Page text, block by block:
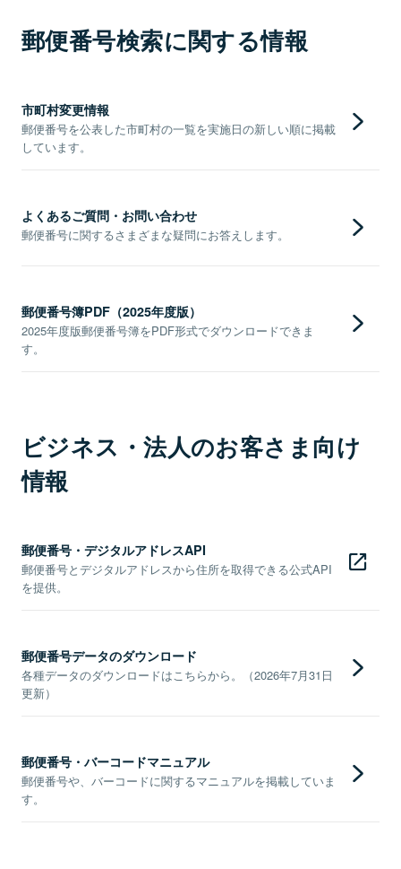
郵便番号検索に関する情報
市町村変更情報
郵便番号を公表した市町村の一覧を実施日の新しい順に掲載
しています。
よくあるご質問・お問い合わせ
郵便番号に関するさまざまな疑問にお答えします。
郵便番号簿PDF（2025年度版）
2025年度版郵便番号簿をPDF形式でダウンロードできま
す。
ビジネス・法人のお客さま向け
情報
郵便番号・デジタルアドレスAPI
郵便番号とデジタルアドレスから住所を取得できる公式API
を提供。
郵便番号データのダウンロード
各種データのダウンロードはこちらから。（2026年7月31日
更新）
郵便番号・バーコードマニュアル
郵便番号や、バーコードに関するマニュアルを掲載していま
す。